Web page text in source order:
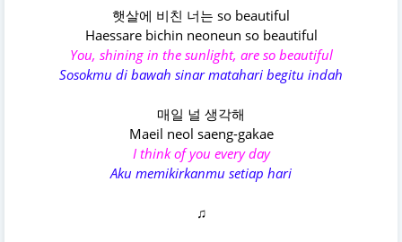
햇살에 비친 너는 so beautiful
Haessare bichin neoneun so beautiful
You, shining in the sunlight, are so beautiful
Sosokmu di bawah sinar matahari begitu indah
매일 널 생각해
Maeil neol saeng-gakae
I think of you every day
Aku memikirkanmu setiap hari
♫